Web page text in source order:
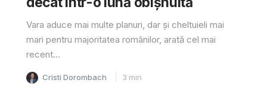
Vara aduce mai multe planuri, dar și cheltuieli mai
mari pentru majoritatea românilor, arată cel mai
recent...
Cristi Dorombach 3 min